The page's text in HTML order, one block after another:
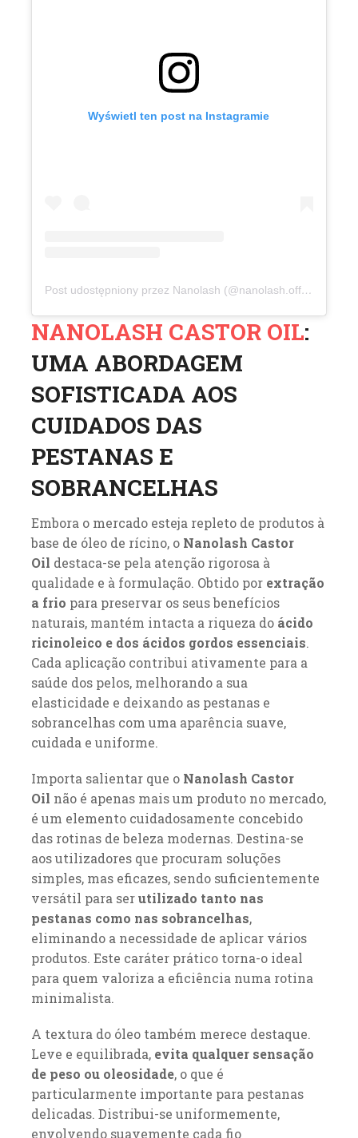
Wyświetl ten post na Instagramie
Post udostępniony przez Nanolash (@nanolash.official)
NANOLASH CASTOR OIL:
UMA ABORDAGEM
SOFISTICADA AOS
CUIDADOS DAS
PESTANAS E
SOBRANCELHAS
Embora o mercado esteja repleto de produtos à
base de óleo de rícino, o Nanolash Castor
Oil destaca-se pela atenção rigorosa à
qualidade e à formulação. Obtido por extração
a frio para preservar os seus benefícios
naturais, mantém intacta a riqueza do ácido
ricinoleico e dos ácidos gordos essenciais.
Cada aplicação contribui ativamente para a
saúde dos pelos, melhorando a sua
elasticidade e deixando as pestanas e
sobrancelhas com uma aparência suave,
cuidada e uniforme.
Importa salientar que o Nanolash Castor
Oil não é apenas mais um produto no mercado,
é um elemento cuidadosamente concebido
das rotinas de beleza modernas. Destina-se
aos utilizadores que procuram soluções
simples, mas eficazes, sendo suficientemente
versátil para serutilizado tanto nas
pestanas como nas sobrancelhas,
eliminando a necessidade de aplicar vários
produtos. Este caráter prático torna-o ideal
para quem valoriza a eficiência numa rotina
minimalista.
A textura do óleo também merece destaque.
Leve e equilibrada, evita qualquer sensação
de peso ou oleosidade, o que é
particularmente importante para pestanas
delicadas. Distribui-se uniformemente,
envolvendo suavemente cada fio